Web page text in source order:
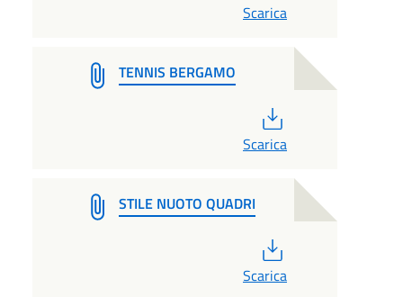
Scarica
TENNIS BERGAMO
Scarica
STILE NUOTO QUADRI
Scarica